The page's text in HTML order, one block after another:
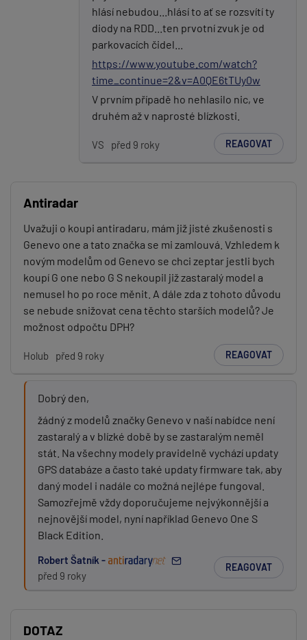
hlásí nebudou...hlásí to ať se rozsvítí ty
diody na RDD...ten prvotní zvuk je od
parkovacích čidel...
https://www.youtube.com/watch?
time_continue=2&v=A0QE6tTUy0w
V prvním případě ho nehlasilo nic, ve
druhém až v naprosté blízkosti.
VS před 9 roky REAGOVAT
Antiradar
Uvažuji o koupi antiradaru, mám již jisté zkušenosti s
Genevo one a tato značka se mi zamlouvá. Vzhledem k
novým modelům od Genevo se chci zeptar jestli bych
koupí G one nebo G S nekoupil již zastaralý model a
nemusel ho po roce měnit. A dále zda z tohoto důvodu
se nebude snižovat cena těchto starších modelů? Je
možnost odpočtu DPH?
Holub před 9 roky REAGOVAT
Dobrý den,
žádný z modelů značky Genevo v naší nabídce není
zastaralý a v blízké době by se zastaralým neměl
stát. Na všechny modely pravidelně vychází updaty
GPS databáze a často také updaty firmware tak, aby
daný model i nadále co možná nejlépe fungoval.
Samozřejmě vždy doporučujeme nejvýkonnější a
nejnovější model, nyní například Genevo One S
Black Edition.
Robert Šatník -
před 9 roky
REAGOVAT
DOTAZ